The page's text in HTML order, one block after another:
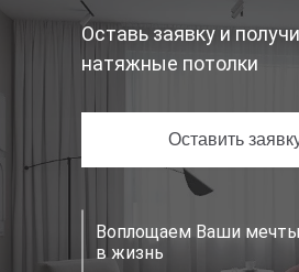
Оставить
Оставь заявку и
натяжные потолки
Воплощаем Ваши мечты
в жизнь